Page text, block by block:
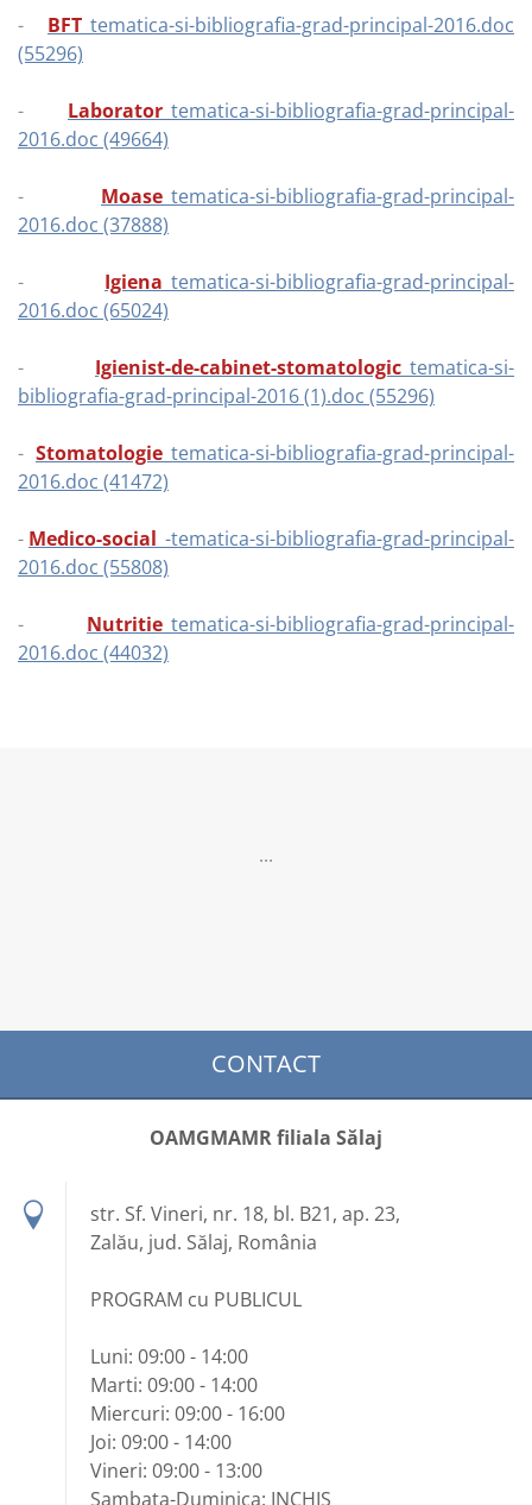
- BFT _tematica-si-bibliografia-grad-principal-2016.doc
(55296)
- Laborator _tematica-si-bibliografia-grad-principal-
2016.doc (49664)
- Moase _tematica-si-bibliografia-grad-principal-
2016.doc (37888)
- Igiena _tematica-si-bibliografia-grad-principal-
2016.doc (65024)
- Igienist-de-cabinet-stomatologic _tematica-si-
bibliografia-grad-principal-2016 (1).doc (55296)
- Stomatologie _tematica-si-bibliografia-grad-principal-
2016.doc (41472)
- Medico-social _-tematica-si-bibliografia-grad-principal-
2016.doc (55808)
- Nutritie _tematica-si-bibliografia-grad-principal-
2016.doc (44032)
...
CONTACT
OAMGMAMR filiala Sălaj
str. Sf. Vineri, nr. 18, bl. B21, ap. 23,
Zalău, jud. Sălaj, România
PROGRAM cu PUBLICUL
Luni: 09:00 - 14:00
Marti: 09:00 - 14:00
Miercuri: 09:00 - 16:00
Joi: 09:00 - 14:00
Vineri: 09:00 - 13:00
Sambata-Duminica: INCHIS